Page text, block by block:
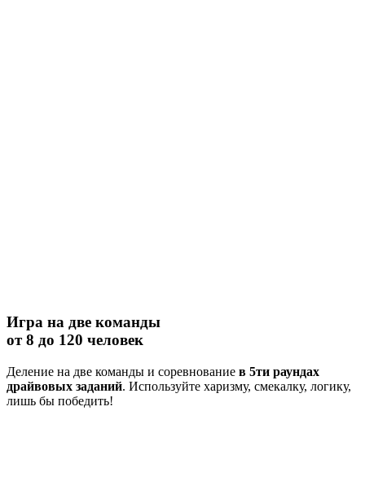
Игра на две команды
от 8 до 120 человек
Деление на две команды и соревнование в 5ти раундах
драйвовых заданий. Используйте харизму, смекалку, логику,
лишь бы победить!